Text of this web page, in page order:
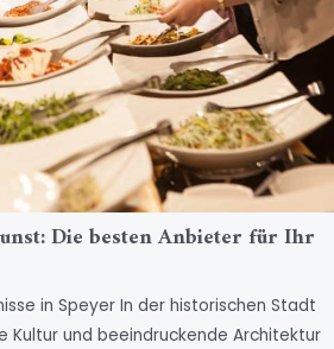
Die besten Anbieter für Ihr
in Speyer In der historischen Stadt
Kultur und beeindruckende Architektur